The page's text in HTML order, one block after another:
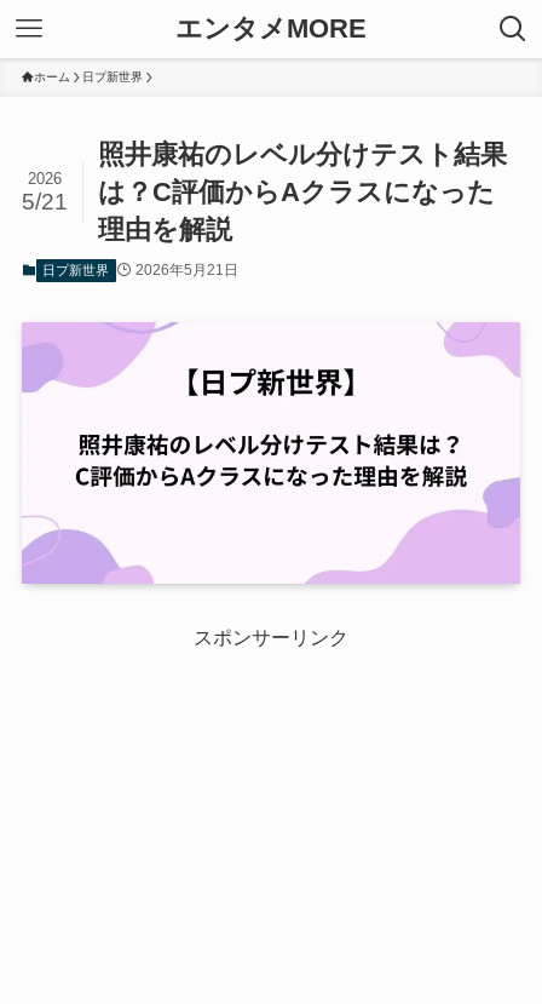
エンタメMORE
ホーム 日プ新世界
照井康祐のレベル分けテスト結果
は？C評価からAクラスになった
理由を解説
2026
5/21
日プ新世界 2026年5月21日
スポンサーリンク